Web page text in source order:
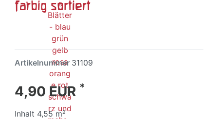
farbig sortiert
Artikelnummer 31109
4,90 EUR *
Inhalt 4,55m²